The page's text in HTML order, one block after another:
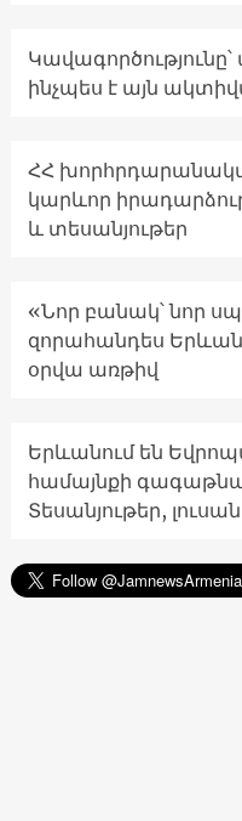
ինչպես է այն
ՀՀ
կարևոր
և տեսանյութեր
«Նոր բանակ՝ նոր
զորահանդես
օրվա առթիվ
Երևանում են
համայնքի
Տեսանյութեր,